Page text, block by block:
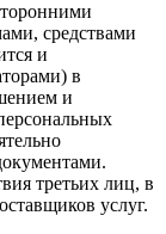
средствами
и
в
и
третьих лиц, в
услуг.